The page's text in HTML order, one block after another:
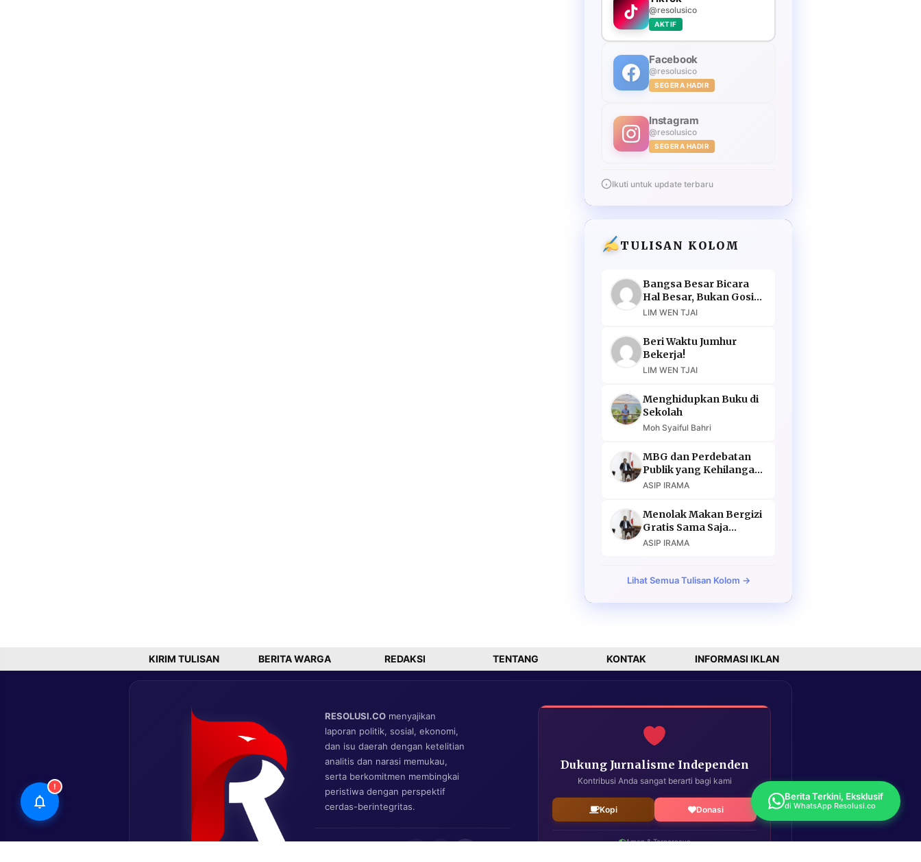
@resolusico
AKTIF
Facebook
@resolusico
SEGERA HADIR
Instagram
@resolusico
SEGERA HADIR
Ikuti untuk update terbaru
TULISAN KOLOM
Bangsa Besar Bicara
Hal Besar, Bukan Gosip
Murahan
LIM WEN TJAI
Beri Waktu Jumhur
Bekerja!
LIM WEN TJAI
Menghidupkan Buku di
Sekolah
Moh Syaiful Bahri
MBG dan Perdebatan
Publik yang Kehilangan
Argumen
ASIP IRAMA
Menolak Makan Bergizi
Gratis Sama Saja
Menolak Masa Depan
ASIP IRAMA
Lihat Semua Tulisan Kolom →
KIRIM TULISAN BERITA WARGA REDAKSI TENTANG KONTAK INFORMASI IKLAN
RESOLUSI.CO menyajikan
laporan politik, sosial, ekonomi,
dan isu daerah dengan ketelitian
analitis dan narasi memukau,
serta berkomitmen membingkai
peristiwa dengan perspektif
cerdas-berintegritas.
Dukung Jurnalisme Independen
Kontribusi Anda sangat berarti bagi kami
Kopi Donasi
Aman & Terpercaya
!
Berita Terkini, Eksklusif
di WhatsApp Resolusi.co